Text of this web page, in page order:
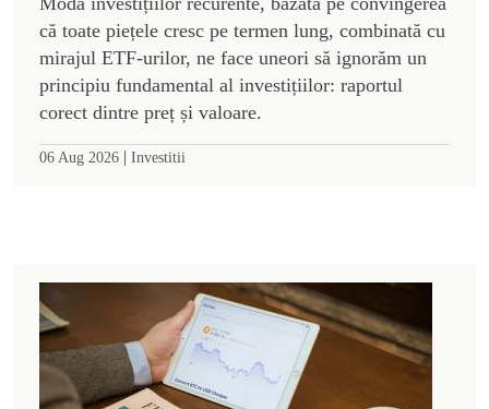
că toate piețele cresc pe termen lung, combinată cu
mirajul ETF-urilor, ne face uneori să ignorăm un
principiu fundamental al investițiilor: raportul
corect dintre preț și valoare.
06 Aug 2026 | Investitii